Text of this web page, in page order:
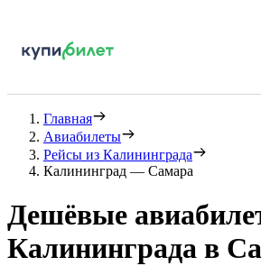
Главная
Авиабилеты
Рейсы из Калининграда
Калининград — Самара
Дешёвые
Калининграда в